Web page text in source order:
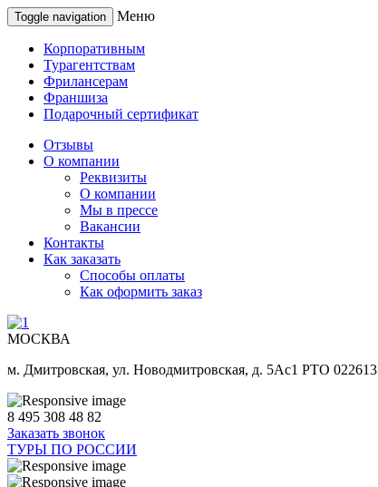
Toggle navigation Меню
Корпоративным
Турагентствам
Фрилансерам
Франшиза
Подарочный сертификат
Отзывы
О компании
Реквизиты
О компании
Мы в прессе
Вакансии
Контакты
Как заказать
Способы оплаты
Как оформить заказ
МОСКВА
м. Дмитровская, ул. Новодмитровская, д. 5Ас1 РТО 022613
8 495 308 48 82
Заказать звонок
ТУРЫ ПО РОССИИ